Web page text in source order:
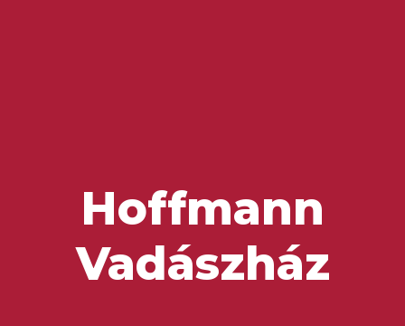
Hoffmann
Vadászház